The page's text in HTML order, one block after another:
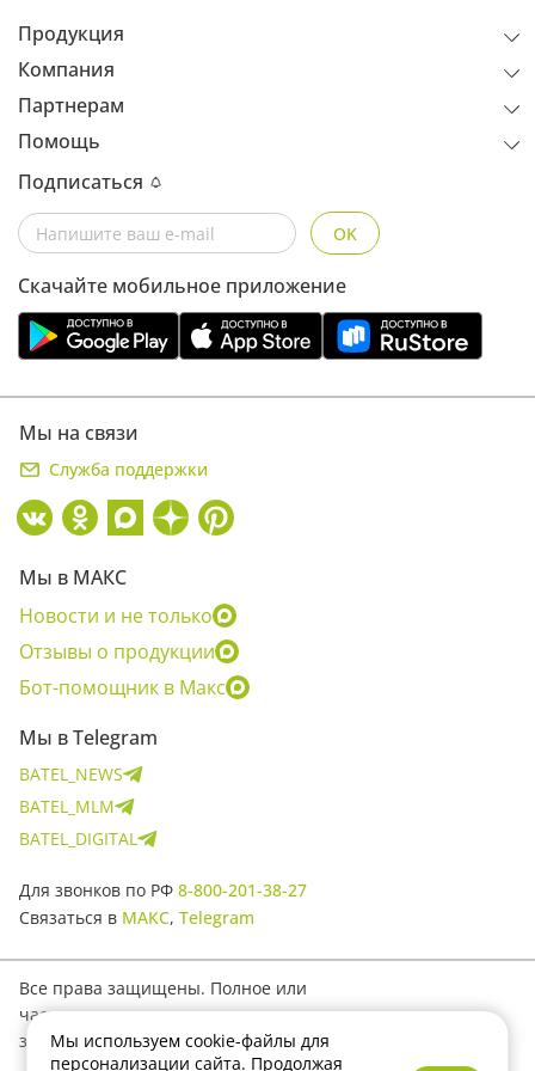
Компания
Партнерам
Продукция
Помощь
Подписаться
OK
Скачайте мобильное приложение
Мы на связи
Служба поддержки
Мы в МАКС
Новости и не только
Отзывы о продукции
Бот-помощник в Макс
Мы в Telegram
BATEL_NEWS
BATEL_MLM
BATEL_DIGITAL
Для звонков по РФ 8-800-201-38-27
Связаться в МАКС, Telegram
Все права защищены. Полное или
частичное копирование материалов
запрещено.
Мы используем cookie-файлы для
персонализации сайта. Продолжая